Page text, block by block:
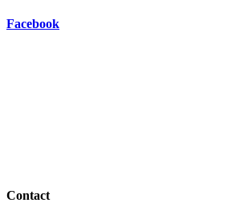
Facebook
Contact